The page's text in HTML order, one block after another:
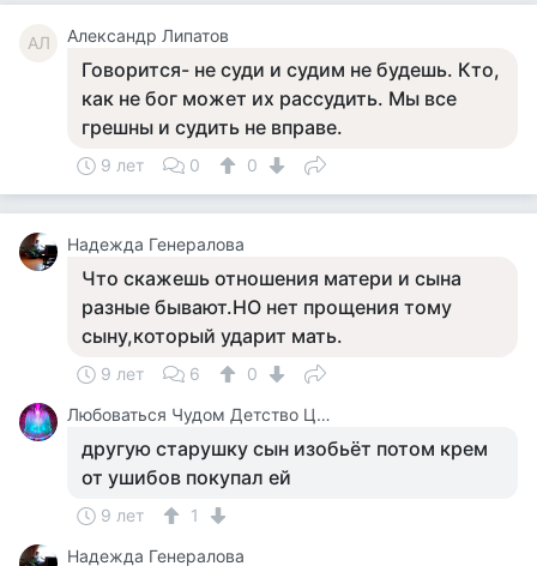
АЛ Александр Липатов
Говорится- не суди и судим не будешь. Кто,
как не бог может их рассудить. Мы все
грешны и судить не вправе.
9 лет 0 0
Надежда Генералова
Что скажешь отношения матери и сына
разные бывают.НО нет прощения тому
сыну,который ударит мать.
9 лет 6
0
Любоваться Чудом Детство Цирк
другую старушку сын изобьёт потом крем
от ушибов покупал ей
9 лет
1
Надежда Генералова